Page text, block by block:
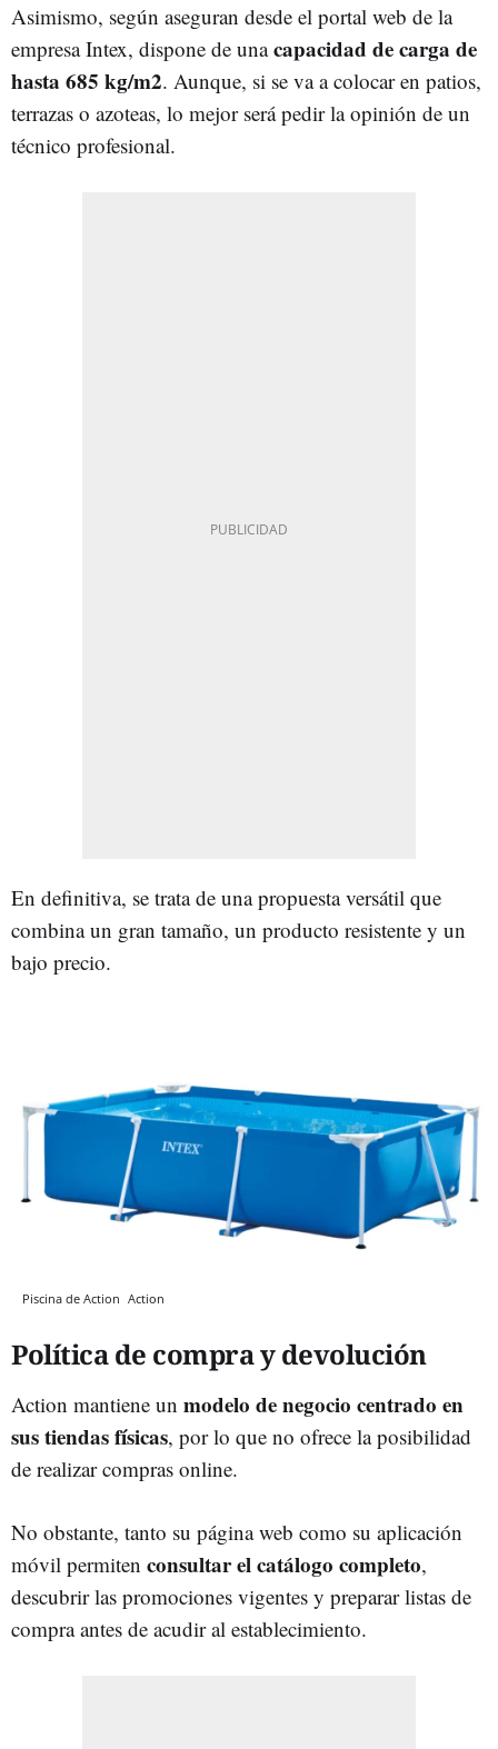
Asimismo, según aseguran desde el portal web de la
empresa Intex, dispone de unacapacidad de carga de
hasta 685 kg/m2. Aunque, si se va a colocar en patios,
terrazas o azoteas, lo mejor será pedir la opinión de un
técnico profesional.
En definitiva, se trata de una propuesta versátil que
combina un gran tamaño, un producto resistente y un
bajo precio.
Piscina de Action Action
Política de compra y devolución
Action mantiene un modelo de negocio centrado en
sus tiendas físicas, por lo que no ofrece la posibilidad
de realizar compras online.
No obstante, tanto su página web como su aplicación
móvil permiten consultar el catálogo completo,
descubrir las promociones vigentes y preparar listas de
compra antes de acudir al establecimiento.